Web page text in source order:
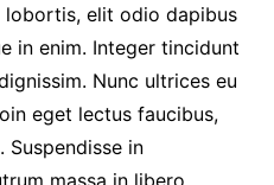
lobortis, elit odio dapibus
in enim. Integer tincidunt
Nunc ultrices eu
eget lectus faucibus,
Suspendisse in
massa in libero